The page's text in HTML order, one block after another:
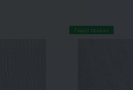
Лидер продаж